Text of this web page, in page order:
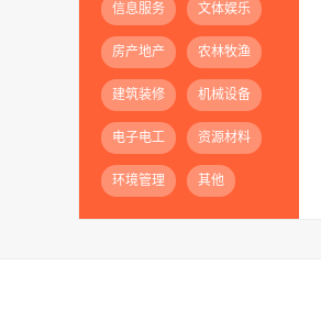
信息服务 文体娱乐
房产地产 农林牧渔
建筑装修 机械设备
电子电工 资源材料
环境管理 其他